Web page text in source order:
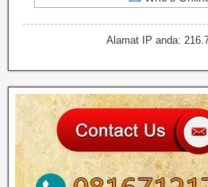
Alamat IP anda: